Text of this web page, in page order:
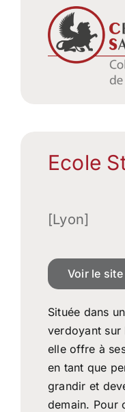
Ecole
[Lyon]
Voir le site
Située dans
verdoyant sur
elle offre à
en tant que
grandir et
demain. Pour